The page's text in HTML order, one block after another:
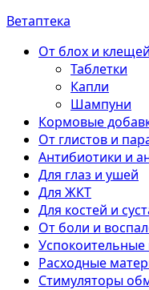
Ветаптека
От блох и клещей
Таблетки
Капли
Шампуни
Кормовые
От глистов и
Антибиотики и
Для глаз и ушей
Для ЖКТ
Для костей и
От боли и
Расходные
Стимуляторы